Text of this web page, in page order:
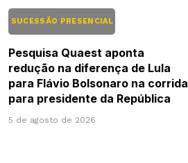
SUCESSÃO PRESENCIAL
Pesquisa Quaest aponta
redução na diferença de Lula
para Flávio Bolsonaro na corrida
para presidente da República
5 de agosto de 2026